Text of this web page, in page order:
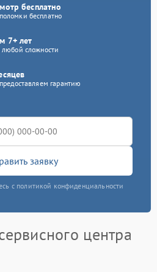
бесплатно
бесплатно
7+ лет
сложности
гарантию
заявку
с политикой конфиденциальности
центра